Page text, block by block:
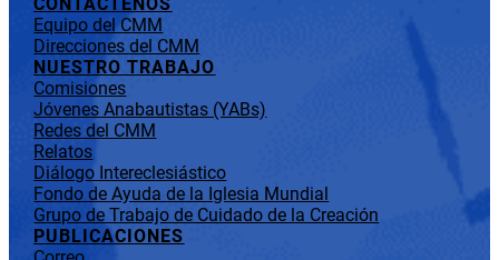
Equipo del CMM
Direcciones del CMM
NUESTRO TRABAJO
Comisiones
Jóvenes Anabautistas (YABs)
Redes del CMM
Relatos
Diálogo Intereclesiástico
Fondo de Ayuda de la Iglesia Mundial
Grupo de Trabajo de Cuidado de la Creación
PUBLICACIONES